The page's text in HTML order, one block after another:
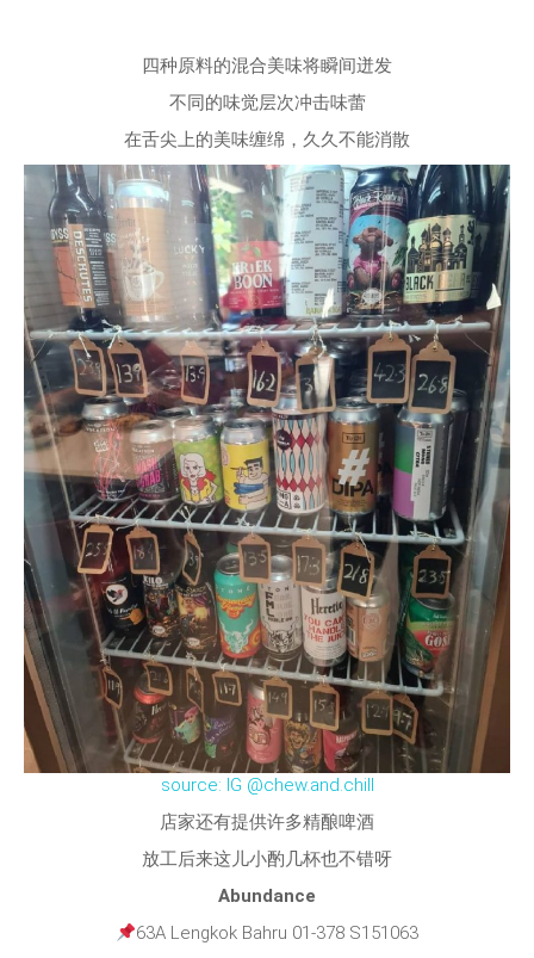
四种原料的混合美味将瞬间迸发
不同的味觉层次冲击味蕾
在舌尖上的美味缠绵，久久不能消散
source: IG @chew.and.chill
店家还有提供许多精酿啤酒
放工后来这儿小酌几杯也不错呀
Abundance
63A Lengkok Bahru 01-378 S151063